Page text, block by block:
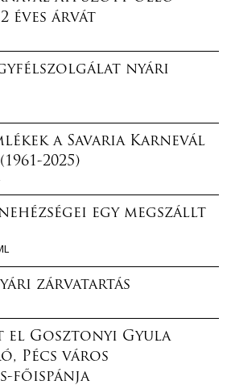
éves árvát
nyári
a Savaria Karnevál
2025)
egy megszállt
zárvatartás
el Gosztonyi Gyula
Pécs város
főispánja